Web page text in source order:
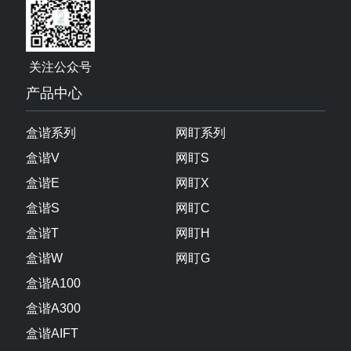
关注公众号
产品中心
盒谐系列
盒谐V
盒谐E
盒谐S
盒谐T
盒谐W
盒谐A100
盒谐A300
盒谐AIFT
网盯系列
网盯S
网盯X
网盯C
网盯H
网盯G